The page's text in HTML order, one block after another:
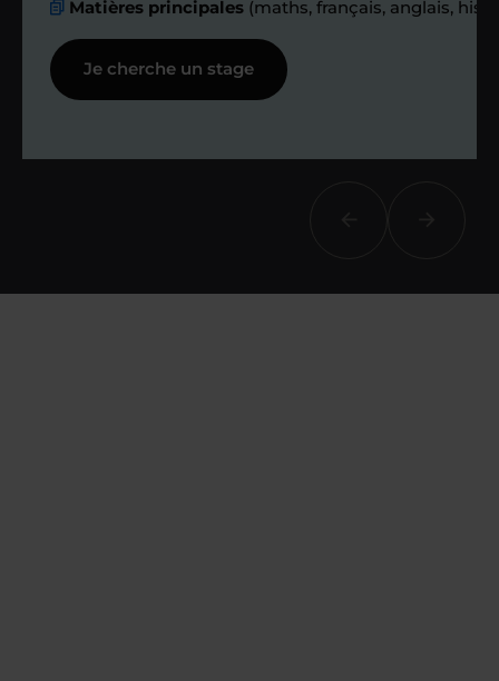
Afin de suivre le travail et les progrès
réalisés, votre enseignant et moi-
même vous proposons des points et
Matières principales (maths, français, anglais,
Je cherche un stage